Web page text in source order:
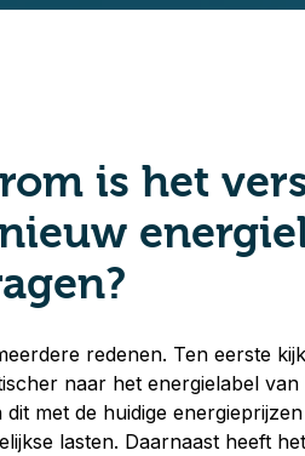
is het
redenen. Ten eerste
naar het energielabel
dit met de huidige
lasten. Daarnaast heeft